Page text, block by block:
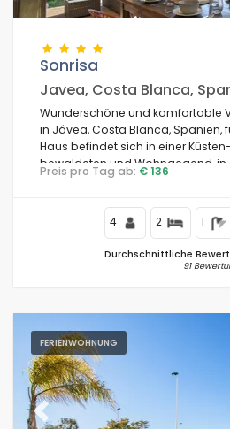
Sonrisa
Javea, Costa Blanca,
Wunderschöne und komfortable
in Jávea, Costa Blanca, Spanien,
Haus befindet sich in einer
bewaldeten und Wohngegend, in
Restaurants und Bars,
von Jávea, entfernt.
Preis pro Tag ab: € 136
4 2 1
Durchschnittliche
91
FERIENWOHNUNG
Previous